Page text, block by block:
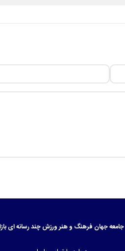
جامعهجهان فرهنگ و هنرورزشچند رسانه ای